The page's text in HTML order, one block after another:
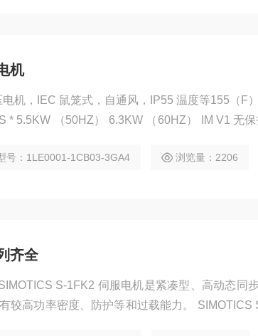
机
机，IEC 鼠笼式，自通风，IP55 温度等155（F
* 5.5KW （50HZ） 6.3KW （60HZ） IM V1 无
号：1LE0001-1CB03-3GA4 浏览量：2206
齐全
S‑1FK2 伺服电机是紧凑型、高动态同
较高功率密度、防护等和过载能力。 SIMOTICS